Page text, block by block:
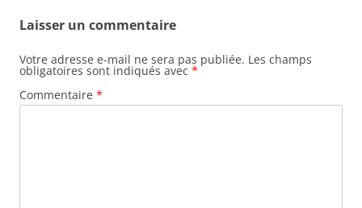
Laisser un commentaire
Votre adresse e-mail ne sera pas publiée. Les champs
obligatoires sont indiqués avec *
Commentaire *